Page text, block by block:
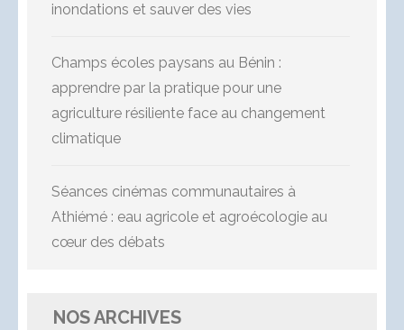
inondations et sauver des vies
Champs écoles paysans au Bénin :
apprendre par la pratique pour une
agriculture résiliente face au changement
climatique
Séances cinémas communautaires à
Athiémé : eau agricole et agroécologie au
cœur des débats
NOS ARCHIVES